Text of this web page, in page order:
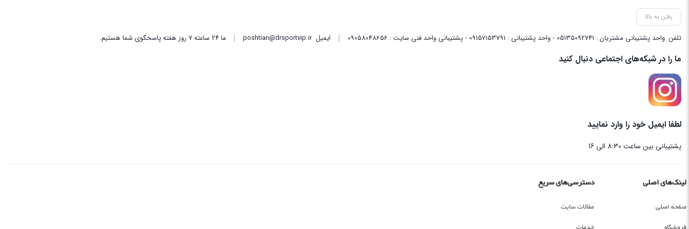
رفتن به بالا
تلفن واحد پشتیبانی مشتریان : 05135092741 - واحد پشتیبانی : 09157153791 - پشتیبانی واحد فنی سایت : 09058048656 ایمیلposhtian@drsportvip.ir ما 24 ساعته 7 روز هفته پاسخگوی شما هستیم.
ما را در شبکه‌های اجتماعی دنبال کنید
لطفا ایمیل خود را وارد نمایید
پشتیبانی بین ساعت 8:30 الی 16
لینک‌های اصلی
صفحه اصلی
دسترسی‌های سریع
مقالات سایت